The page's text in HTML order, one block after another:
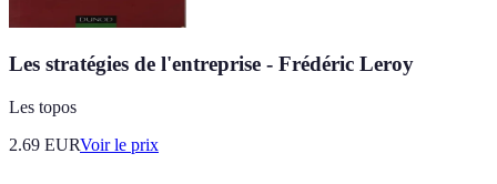
Les stratégies de l'entreprise - Frédéric Leroy
Les topos
2.69 EURVoir le prix